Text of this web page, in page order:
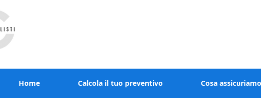
Home Calcola il tuo preventivo Cosa assicuriamo